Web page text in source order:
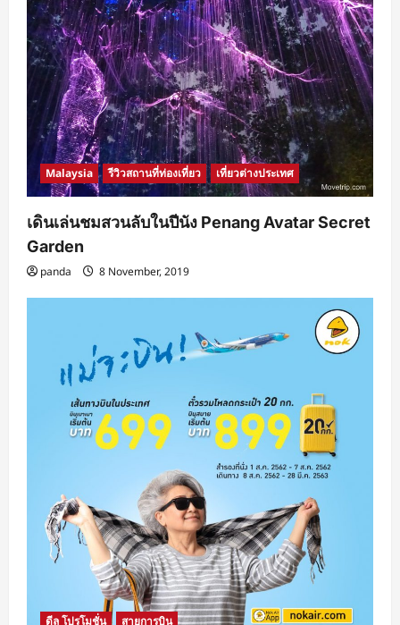
Malaysia รีวิวสถานที่ท่องเที่ยว เที่ยวต่างประเทศ
เดินเล่นชมสวนลับในปีนัง Penang Avatar Secret
Garden
panda 8 November, 2019
ดีล โปรโมชั่น สายการบิน